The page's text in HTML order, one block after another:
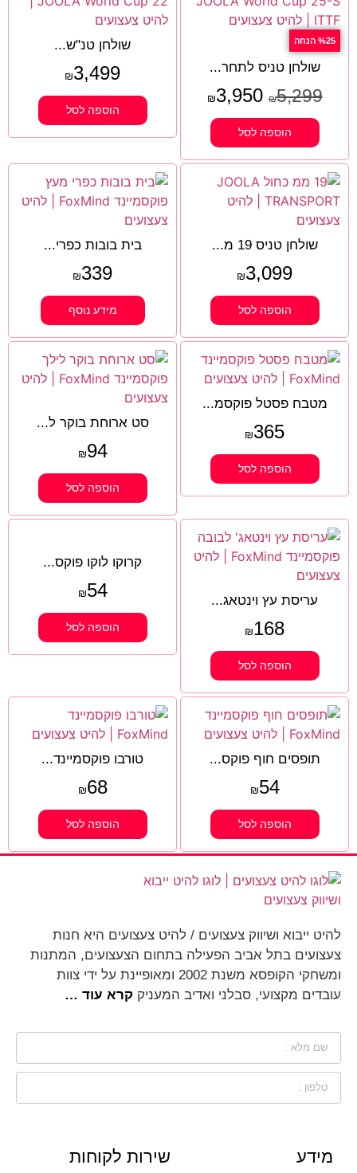
%25 הנחה
שולחן טניס לתחר...
₪5,299
₪3,950
הוספה לסל
שולחן טנ"ש...
₪3,499
הוספה לסל
שולחן טניס 19 מ...
₪3,099
הוספה לסל
בית בובות כפרי...
₪339
מידע נוסף
מטבח פסטל פוקסמ...
₪365
הוספה לסל
סט ארוחת בוקר ל...
₪94
הוספה לסל
עריסת עץ וינטאג...
₪168
הוספה לסל
קרוקו לוקו פוקס...
₪54
הוספה לסל
תופסים חוף פוקס...
₪54
הוספה לסל
טורבו פוקסמיינד...
₪68
הוספה לסל
להיט ייבוא ושיווק צעצועים / להיט צעצועים היא חנות
צעצועים בתל אביב הפעילה בתחום הצעצועים, המתנות
ומשחקי הקופסא משנת 2002 ומאופיינת על ידי צוות
עובדים מקצועי, סבלני ואדיב המעניק קרא עוד …
מידע שירות לקוחות